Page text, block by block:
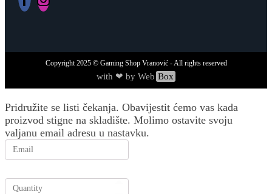
Copyright2025© Gaming Shop Vranović - All rights reserved
with ❤ by Web Box
Pridružite se listi čekanja. Obavijestit ćemo vas kada
proizvod stigne na skladište. Molimo ostavite svoju
valjanu email adresu u nastavku.